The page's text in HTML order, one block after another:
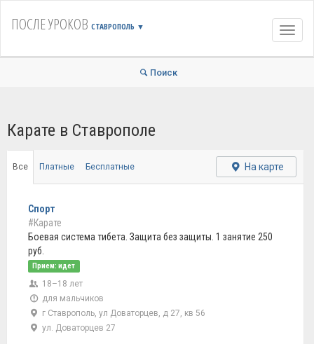
ПОСЛЕ УРОКОВ СТАВРОПОЛЬ ▼
Поиск
Карате в Ставрополе
Все Платные Бесплатные На карте
Спорт
#Карате
Боевая система тибета. Защита без защиты. 1 занятие 250
руб.
Прием: идет
18–18 лет
для мальчиков
г Ставрополь, ул Доваторцев, д 27, кв 56
ул. Доваторцев 27